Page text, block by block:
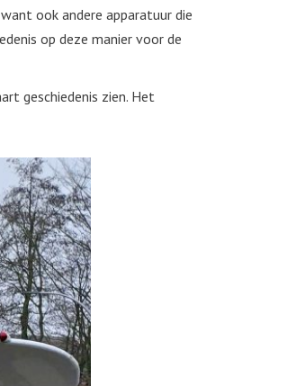
ook andere apparatuur die
op deze manier voor de
geschiedenis zien. Het